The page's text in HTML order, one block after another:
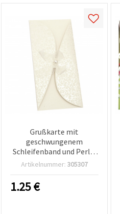
Grußkarte mit
geschwungenem
Schleifenband und Perle,
Ecru, 220 x 105 mm, mit
Basteln & DIY
Artikelnummer: 305307
1.25€